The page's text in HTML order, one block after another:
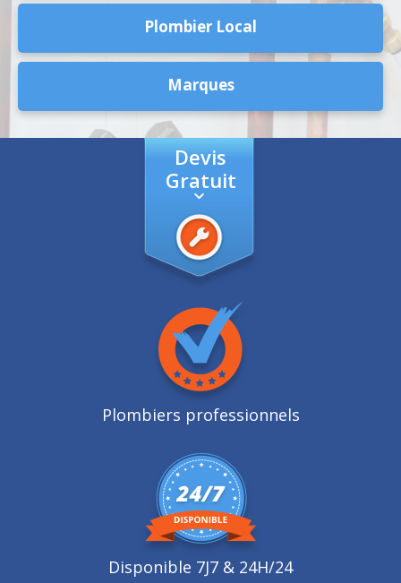
Plombier Local
Marques
Devis
Gratuit
Plombiers professionnels
Disponible 7J7 & 24H/24